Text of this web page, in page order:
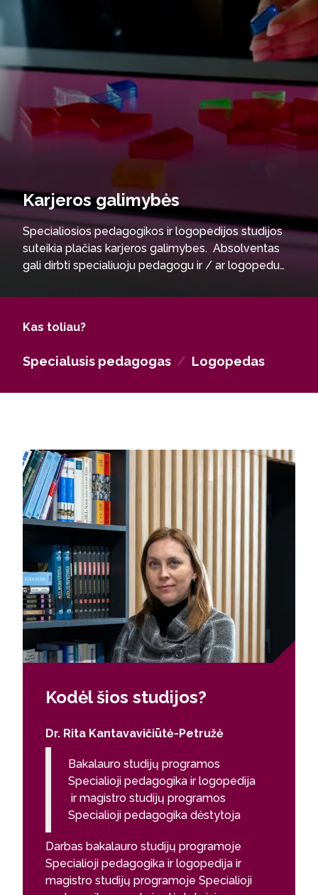
Karjeros galimybės
Specialiosios pedagogikos ir logopedijos studijos
suteikia plačias karjeros galimybes. Absolventas
gali dirbti specialiuoju pedagogu ir / ar logopedu
mokyklose, specialiojo ugdymo ir konsultavimo
įstaigose arba rinktis specialiojo pedagogo -
magistrantūros studijas.
Kas toliau?
Specialusis pedagogas / Logopedas
Kodėl šios studijos?
Dr. Rita Kantavavičiūtė-Petružė
Bakalauro studijų programos
Specialioji pedagogika ir logopedija
ir magistro studijų programos
Specialioji pedagogika dėstytoja
Darbas bakalauro studijų programoje
Specialioji pedagogika ir logopedija ir
magistro studijų programoje Specialioji